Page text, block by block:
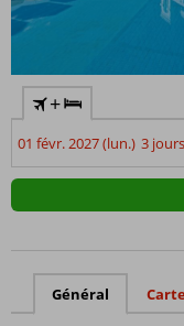
+
01 févr. 2027 (lun.) 3
Général Carte